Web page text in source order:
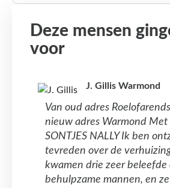
Deze mensen
voor
J. Gillis Warmond
Van oud adres
nieuw adres Warmond Met
SONTJES NALLY Ik ben
tevreden over de
kwamen drie zeer beleefde
behulpzame mannen, en